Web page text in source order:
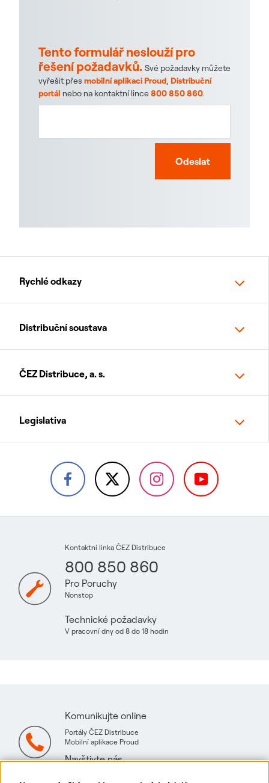
Tento formulář neslouží pro
řešení požadavků. Své požadavky můžete
vyřešit přes mobilní aplikaci Proud, Distribuční
portál nebo na kontaktní lince800 850 860.
Odeslat
Rychlé odkazy
Distribuční soustava
ČEZ Distribuce, a. s.
Legislativa
Kontaktní linka ČEZ Distribuce
800 850 860
Pro Poruchy
Nonstop
Technické požadavky
V pracovní dny od 8 do 18 hodin
Komunikujte online
Portály ČEZ Distribuce
Mobilní aplikace Proud
Navštivte nás